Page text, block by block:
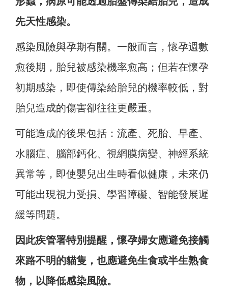
先天性感染。
感染風險與孕期有關。一般而言，懷孕週數
愈後期，胎兒被感染機率愈高；但若在懷孕
初期感染，即使傳染給胎兒的機率較低，對
胎兒造成的傷害卻往往更嚴重。
可能造成的後果包括：流產、 死胎、 早產、
水腦症、 腦部鈣化、 視網膜病變、 神經系統
異常等， 即使嬰兒出生時看似健康，未來仍
可能出現視力受損、學習障礙、智能發展遲
緩等問題。
因此疾管署特別提醒，懷孕婦女應避免接觸
來路不明的貓隻，也應避免生食或半生熟食
物，以降低感染風險。